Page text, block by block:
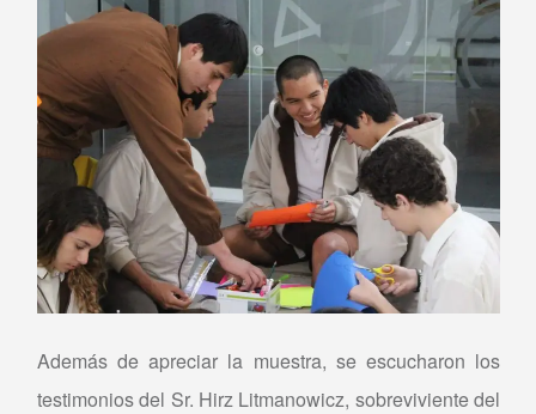
Además de apreciar la muestra, se escucharon los
testimonios del Sr. Hirz Litmanowicz, sobreviviente del